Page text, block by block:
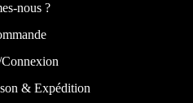
nous ?
& Expédition